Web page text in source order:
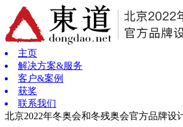
主页
解决方案&服务
客户&案例
获奖
联系我们
北京2022年冬奥会和冬残奥会官方品牌设